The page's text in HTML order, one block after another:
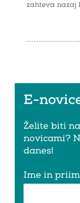
zahteva nazaj
E-
Želite biti
novicami?
danes!
Ime in